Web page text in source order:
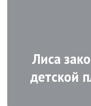
Лиса
детской